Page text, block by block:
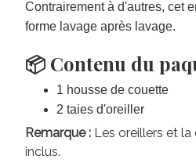
Contrairement à d'autres, cet
forme lavage après lavage.
📦 Contenu du
1 housse de couette
2 taies d'oreiller
Remarque : Les oreillers et
inclus.